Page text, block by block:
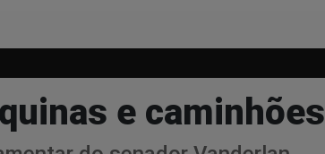
e caminhões